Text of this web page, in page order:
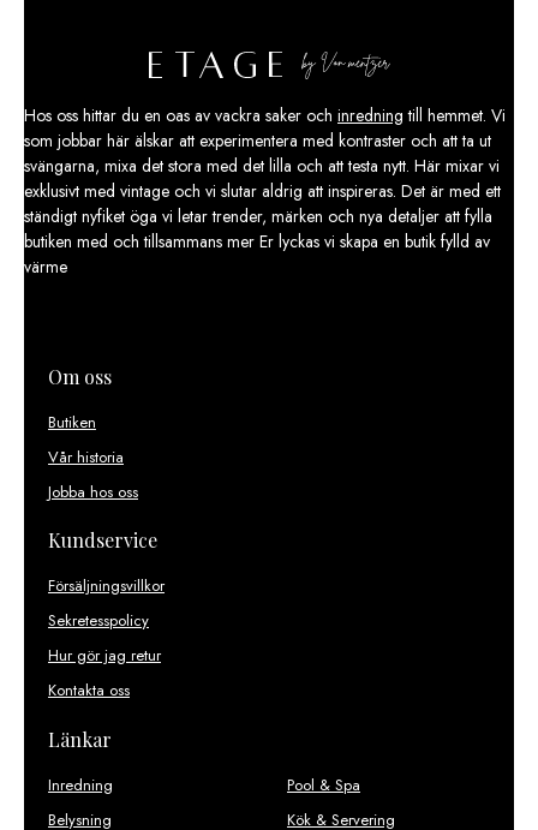
Hos oss hittar du en oas av vackra saker och inredning till hemmet. Vi
som jobbar här älskar att experimentera med kontraster och att ta ut
svängarna, mixa det stora med det lilla och att testa nytt. Här mixar vi
exklusivt med vintage och vi slutar aldrig att inspireras. Det är med ett
ständigt nyfiket öga vi letar trender, märken och nya detaljer att fylla
butiken med och tillsammans mer Er lyckas vi skapa en butik fylld av
värme
Om oss
Butiken
Vår historia
Jobba hos oss
Kundservice
Försäljningsvillkor
Sekretesspolicy
Hur gör jag retur
Kontakta oss
Länkar
Inredning
Belysning
Pool & Spa
Kök & Servering